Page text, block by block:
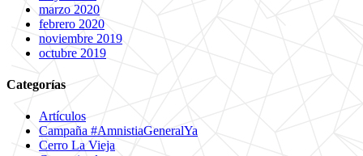
marzo 2020
febrero 2020
noviembre 2019
octubre 2019
Categorías
Artículos
Campaña #AmnistiaGeneralYa
Cerro La Vieja